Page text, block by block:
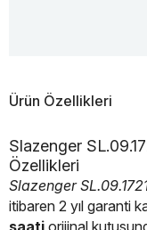
Ürün Özellikleri
Slazenger
Özellikleri
Slazenger
itibaren 2 yıl garanti
saati orijinal